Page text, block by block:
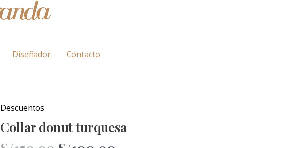
Diseñador Contacto
Descuentos
Collar donut turquesa
precio
original
precio
actual
Collar
donut
turquesa